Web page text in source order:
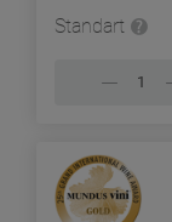
Standart